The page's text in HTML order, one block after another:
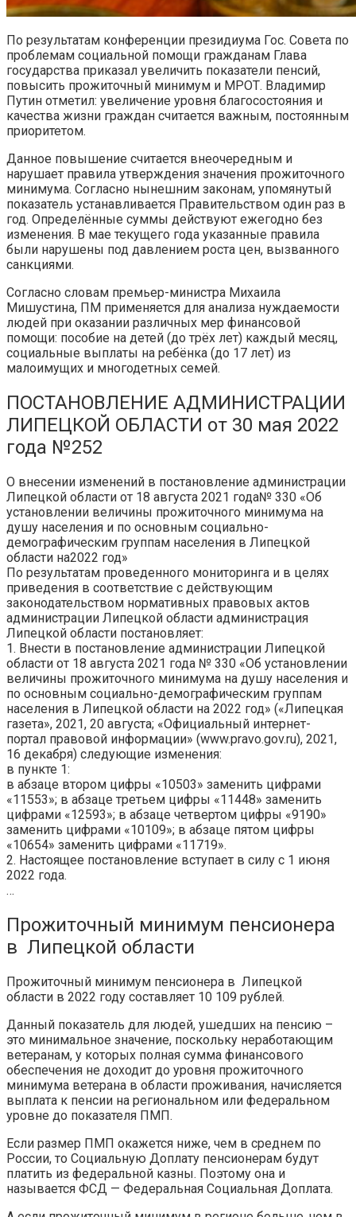
По результатам конференции президиума Гос. Совета по
проблемам социальной помощи гражданам Глава
государства приказал увеличить показатели пенсий,
повысить прожиточный минимум и МРОТ. Владимир
Путин отметил: увеличение уровня благосостояния и
качества жизни граждан считается важным, постоянным
приоритетом.
Данное повышение считается внеочередным и
нарушает правила утверждения значения прожиточного
минимума. Согласно нынешним законам, упомянутый
показатель устанавливается Правительством один раз в
год. Определённые суммы действуют ежегодно без
изменения. В мае текущего года указанные правила
были нарушены под давлением роста цен, вызванного
санкциями.
Согласно словам премьер-министра Михаила
Мишустина, ПМ применяется для анализа нуждаемости
людей при оказании различных мер финансовой
помощи: пособие на детей (до трёх лет) каждый месяц,
социальные выплаты на ребёнка (до 17 лет) из
малоимущих и многодетных семей.
ПОСТАНОВЛЕНИЕ АДМИНИСТРАЦИИ
ЛИПЕЦКОЙ ОБЛАСТИ от 30 мая 2022
года №252
О внесении изменений в постановление администрации
Липецкой области от 18 августа 2021 года№ 330 «Об
установлении величины прожиточного минимума на
душу населения и по основным социально-
демографическим группам населения в Липецкой
области на2022 год»
По результатам проведенного мониторинга и в целях
приведения в соответствие с действующим
законодательством нормативных правовых актов
администрации Липецкой области администрация
Липецкой области постановляет:
1. Внести в постановление администрации Липецкой
области от 18 августа 2021 года № 330 «Об установлении
величины прожиточного минимума на душу населения и
по основным социально-демографическим группам
населения в Липецкой области на 2022 год» («Липецкая
газета», 2021, 20 августа; «Официальный интернет-
портал правовой информации» (www.pravo.gov.ru), 2021,
16 декабря) следующие изменения:
в пункте 1:
в абзаце втором цифры «10503» заменить цифрами
«11553»; в абзаце третьем цифры «11448» заменить
цифрами «12593»; в абзаце четвертом цифры «9190»
заменить цифрами «10109»; в абзаце пятом цифры
«10654» заменить цифрами «11719».
2. Настоящее постановление вступает в силу с 1 июня
2022 года.
…
Прожиточный минимум пенсионера
в Липецкой области
Прожиточный минимум пенсионера в Липецкой
области в 2022 году составляет 10 109 рублей.
Данный показатель для людей, ушедших на пенсию –
это минимальное значение, поскольку неработающим
ветеранам, у которых полная сумма финансового
обеспечения не доходит до уровня прожиточного
минимума ветерана в области проживания, начисляется
выплата к пенсии на региональном или федеральном
уровне до показателя ПМП.
Если размер ПМП окажется ниже, чем в среднем по
России, то Социальную Доплату пенсионерам будут
платить из федеральной казны. Поэтому она и
называется ФСД — Федеральная Социальная Доплата.